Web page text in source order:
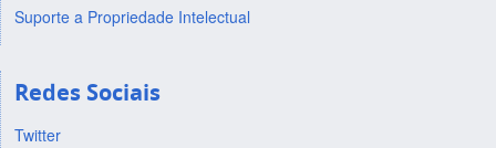
Suporte a Propriedade Intelectual
Redes Sociais
Twitter